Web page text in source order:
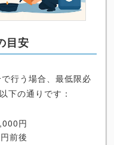
目安
行う場合、最低限必
下の通りです：
円
前後